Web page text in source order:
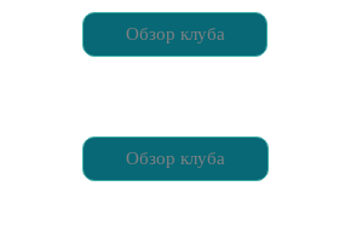
Обзор клуба
Обзор клуба